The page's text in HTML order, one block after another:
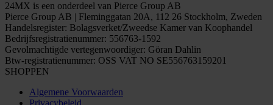
24MX is een onderdeel van Pierce Group AB
Pierce Group AB | Fleminggatan 20A, 112 26 Stockholm, Zweden
Handelsregister: Bolagsverket/Zweedse Kamer van Koophandel
Bedrijfsregistratienummer: 556763-1592
Gevolmachtigde vertegenwoordiger: Göran Dahlin
Btw-registratienummer: OSS VAT NO SE556763159201
SHOPPEN
Algemene Voorwaarden